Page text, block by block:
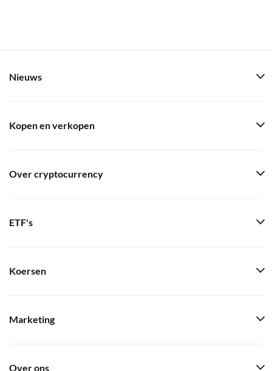
Nieuws
Kopen en verkopen
Over cryptocurrency
ETF's
Koersen
Marketing
Over ons